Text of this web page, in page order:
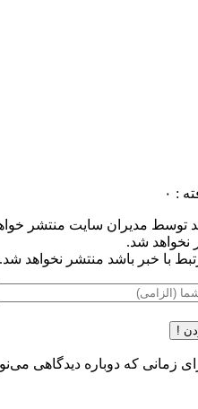
: ۰
توسط مدیران سایت منتشر
نخواهد شد.
با خبر باشد منتشر نخواهد شد.
!
زمانی که دوباره دیدگاهی